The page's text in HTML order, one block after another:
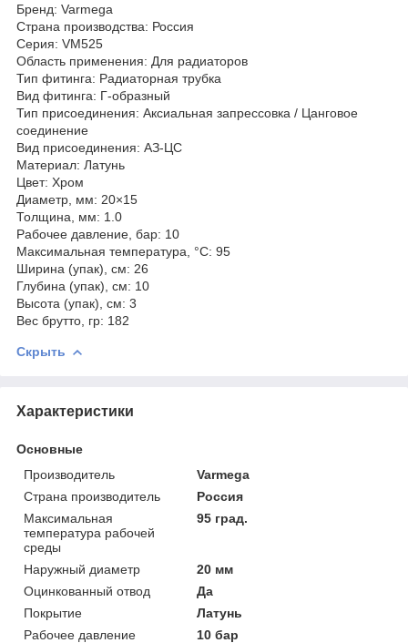
Бренд: Varmega
Страна производства: Россия
Серия: VM525
Область применения: Для радиаторов
Тип фитинга: Радиаторная трубка
Вид фитинга: Г-образный
Тип присоединения: Аксиальная запрессовка / Цанговое
соединение
Вид присоединения: АЗ-ЦС
Материал: Латунь
Цвет: Хром
Диаметр, мм: 20×15
Толщина, мм: 1.0
Рабочее давление, бар: 10
Максимальная температура, °С: 95
Ширина (упак), см: 26
Глубина (упак), см: 10
Высота (упак), см: 3
Вес брутто, гр: 182
Скрыть
Характеристики
Основные
Производитель
Varmega
Страна производитель
Россия
Максимальная
температура рабочей
среды
95 град.
Наружный диаметр
20 мм
Оцинкованный отвод
Да
Покрытие
Латунь
Рабочее давление
10 бар